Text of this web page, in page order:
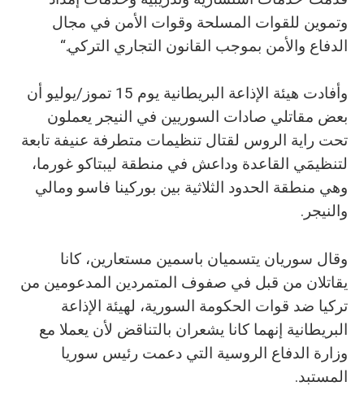
وتموين للقوات المسلحة وقوات الأمن في مجال
الدفاع والأمن بموجب القانون التجاري التركي.“
وأفادت هيئة الإذاعة البريطانية يوم 15 تموز/يوليو أن
بعض مقاتلي صادات السوريين في النيجر يعملون
تحت راية الروس لقتال تنظيمات متطرفة عنيفة تابعة
لتنظيمَي القاعدة وداعش في منطقة ليبتاكو غورما،
وهي منطقة الحدود الثلاثية بين بوركينا فاسو ومالي
والنيجر.
وقال سوريان يتسميان باسمين مستعارين، كانا
يقاتلان من قبل في صفوف المتمردين المدعومين من
تركيا ضد قوات الحكومة السورية، لهيئة الإذاعة
البريطانية إنهما كانا يشعران بالتناقض لأن يعملا مع
وزارة الدفاع الروسية التي دعمت رئيس سوريا
المستبد.